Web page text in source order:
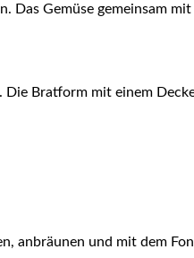
Gemü­se gemein­sam
Brat­form mit einem
anbräu­nen und mit dem